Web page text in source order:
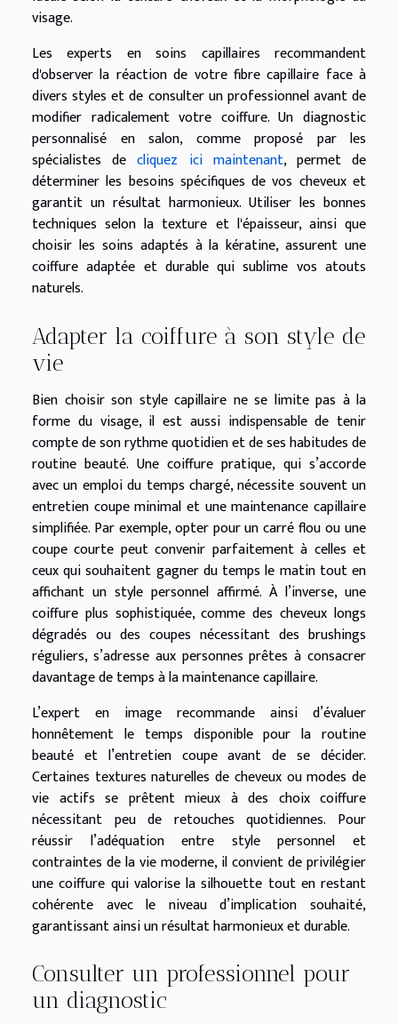
visage.
Les experts en soins capillaires recommandent
d'observer la réaction de votre fibre capillaire face à
divers styles et de consulter un professionnel avant de
modifier radicalement votre coiffure. Un diagnostic
personnalisé en salon, comme proposé par les
spécialistes decliquez ici maintenant, permet de
déterminer les besoins spécifiques de vos cheveux et
garantit un résultat harmonieux. Utiliser les bonnes
techniques selon la texture et l'épaisseur, ainsi que
choisir les soins adaptés à la kératine, assurent une
coiffure adaptée et durable qui sublime vos atouts
naturels.
Adapter la coiffure à son style de
vie
Bien choisir son style capillaire ne se limite pas à la
forme du visage, il est aussi indispensable de tenir
compte de son rythme quotidien et de ses habitudes de
routine beauté. Une coiffure pratique, qui s’accorde
avec un emploi du temps chargé, nécessite souvent un
entretien coupe minimal et une maintenance capillaire
simplifiée. Par exemple, opter pour un carré flou ou une
coupe courte peut convenir parfaitement à celles et
ceux qui souhaitent gagner du temps le matin tout en
affichant un style personnel affirmé. À l’inverse, une
coiffure plus sophistiquée, comme des cheveux longs
dégradés ou des coupes nécessitant des brushings
réguliers, s’adresse aux personnes prêtes à consacrer
davantage de temps à la maintenance capillaire.
L’expert en image recommande ainsi d’évaluer
honnêtement le temps disponible pour la routine
beauté et l’entretien coupe avant de se décider.
Certaines textures naturelles de cheveux ou modes de
vie actifs se prêtent mieux à des choix coiffure
nécessitant peu de retouches quotidiennes. Pour
réussir l’adéquation entre style personnel et
contraintes de la vie moderne, il convient de privilégier
une coiffure qui valorise la silhouette tout en restant
cohérente avec le niveau d’implication souhaité,
garantissant ainsi un résultat harmonieux et durable.
Consulter un professionnel pour
un diagnostic